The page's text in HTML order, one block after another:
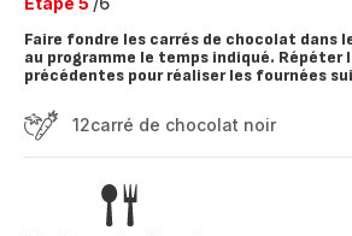
Faire fondre les carrés de chocolat dans
au programme le temps indiqué. Répéter
précédentes pour réaliser les fournées
12carré de chocolat noir